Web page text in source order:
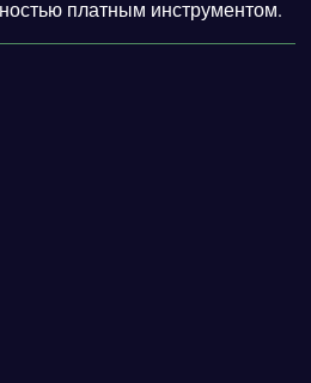
платным инструментом.